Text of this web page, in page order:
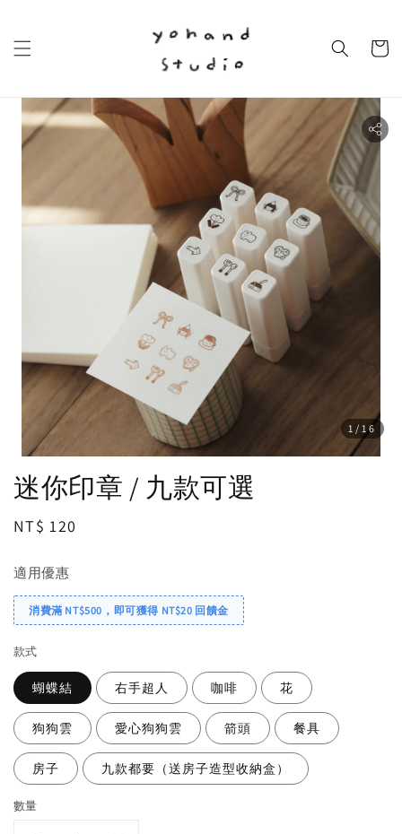
1 /16
迷你印章 / 九款可選
Regular
NT$ 120
適用優惠
消費滿 NT$500，即可獲得 NT$20 回饋金
款式
蝴蝶結 右手超人 咖啡 花
狗狗雲 愛心狗狗雲 箭頭 餐具
房子 九款都要（送房子造型收納盒）
數量